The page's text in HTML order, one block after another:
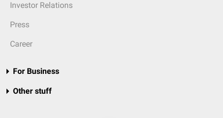
Investor Relations
Press
Career
For Business
Other stuff